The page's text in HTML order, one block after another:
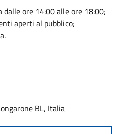
dalle ore 14:00 alle ore 18:00;
aperti al pubblico;
BL, Italia